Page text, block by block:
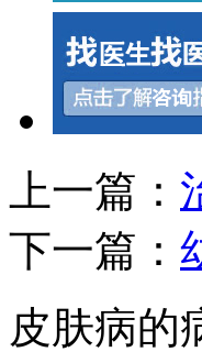
上一篇：
下一篇：
皮肤病的